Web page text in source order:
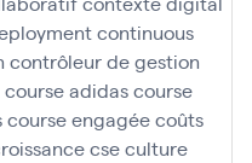
continuous
contrôleur de gestion
course adidascourse
course engagéecoûts
cseculture